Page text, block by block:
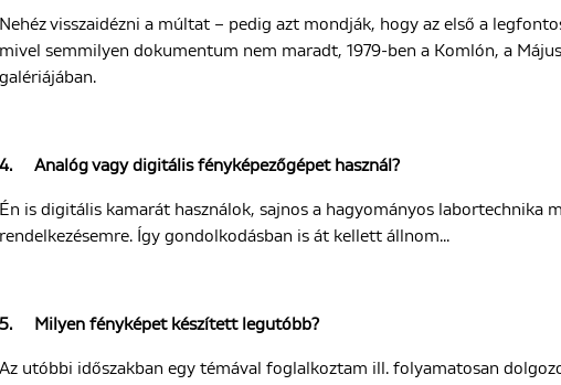
Nehéz visszaidézni a múltat – pedig azt mondják, hogy az első a
mivel semmilyen dokumentum nem maradt, 1979-ben a Komlón, a
galériájában.
4. Analóg vagy digitális fényképezőgépet használ?
Én is digitális kamarát használok, sajnos a hagyományos labortechnika
rendelkezésemre. Így gondolkodásban is át kellett állnom...
5. Milyen fényképet készített legutóbb?
Az utóbbi időszakban egy témával foglalkoztam ill. folyamatosan